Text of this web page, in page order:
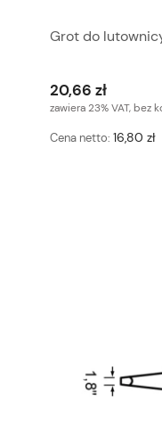
Grot do
20,66 zł
zawiera 23% VAT, bez
Cena netto: 16,80 zł